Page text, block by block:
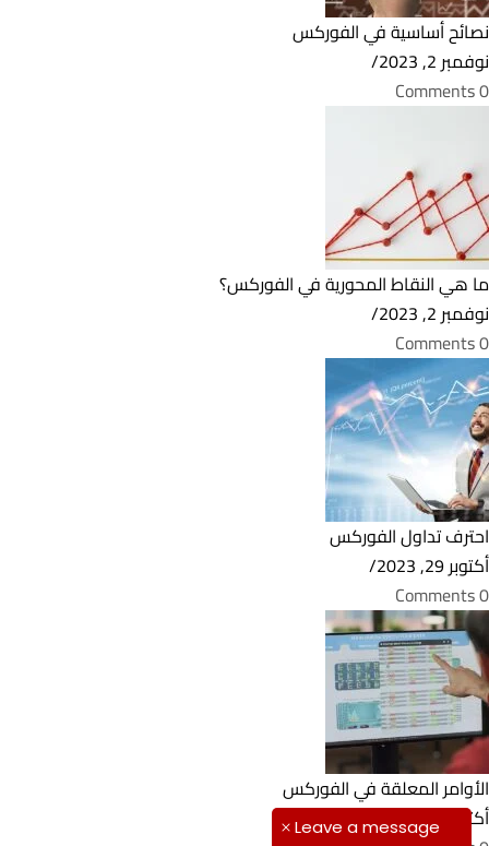
Leave a message
نصائح أساسية في الفوركس
نوفمبر 2, 2023
/
0 Comments
ما هي النقاط المحورية في الفوركس؟
نوفمبر 2, 2023
/
0 Comments
احترف تداول الفوركس
أكتوبر 29, 2023
/
0 Comments
الأوامر المعلقة في الفوركس
أكتوبر 25, 2023
/